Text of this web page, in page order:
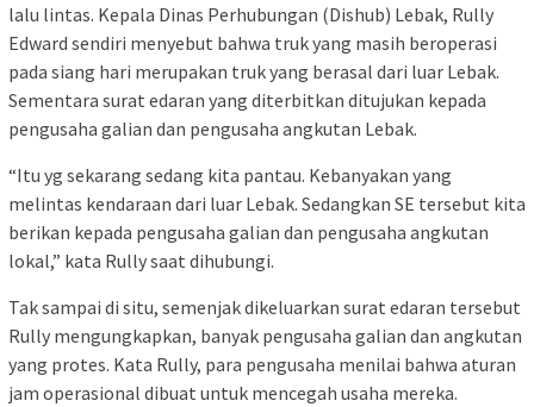
lalu lintas. Kepala Dinas Perhubungan (Dishub) Lebak, Rully
Edward sendiri menyebut bahwa truk yang masih beroperasi
pada siang hari merupakan truk yang berasal dari luar Lebak.
Sementara surat edaran yang diterbitkan ditujukan kepada
pengusaha galian dan pengusaha angkutan Lebak.
“Itu yg sekarang sedang kita pantau. Kebanyakan yang
melintas kendaraan dari luar Lebak. Sedangkan SE tersebut kita
berikan kepada pengusaha galian dan pengusaha angkutan
lokal,” kata Rully saat dihubungi.
Tak sampai di situ, semenjak dikeluarkan surat edaran tersebut
Rully mengungkapkan, banyak pengusaha galian dan angkutan
yang protes. Kata Rully, para pengusaha menilai bahwa aturan
jam operasional dibuat untuk mencegah usaha mereka.